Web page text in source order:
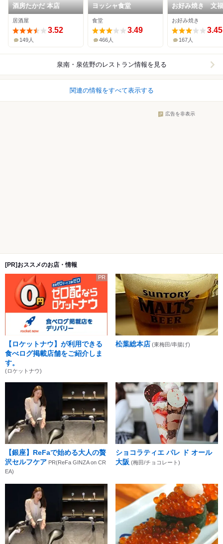
酒房たかだ 本店
居酒屋
3.52
149人
ヨッシャ食堂
食堂
3.49
466人
お好み焼き 文福
お好み焼き
3.45
167人
泉南・泉佐野のレストラン情報を見る
関連の情報をすべて表示する
広告を非表示
[PR]おススメのお店・情報
PR
【ロケットナウ】が利用できる
食べログ掲載店舗をご紹介しま
す。
(ロケットナウ)
松葉総本店 (東梅田/串揚げ)
【銀座】ReFaで始める大人の贅
沢セルフケア PR(ReFa GINZA on CR
EA)
ショコラティエ パレ ド オール
大阪 (梅田/チョコレート)